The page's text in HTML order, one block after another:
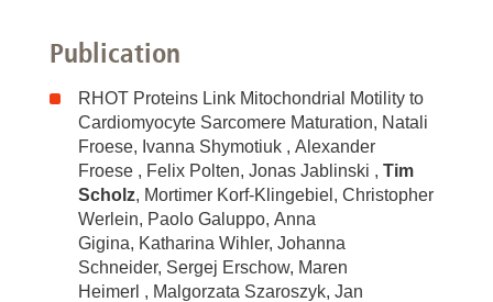
Publication
RHOT Proteins Link Mitochondrial Motility to
Cardiomyocyte Sarcomere Maturation, Natali
Froese, Ivanna Shymotiuk , Alexander
Froese , Felix Polten, Jonas Jablinski , Tim
Scholz, Mortimer Korf-Klingebiel, Christopher
Werlein, Paolo Galuppo, Anna
Gigina, Katharina Wihler, Johanna
Schneider, Sergej Erschow, Maren
Heimerl , Malgorzata Szaroszyk, Jan